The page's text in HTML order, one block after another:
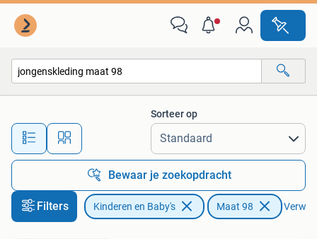
Alle afstanden…
Sorteer op
Bewaar je zoekopdracht
Filters Kinderen en Baby's Maat 98